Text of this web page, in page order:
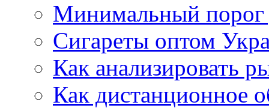
Минимальный порог
Сигареты оптом
Как анализировать
Как дистанционное